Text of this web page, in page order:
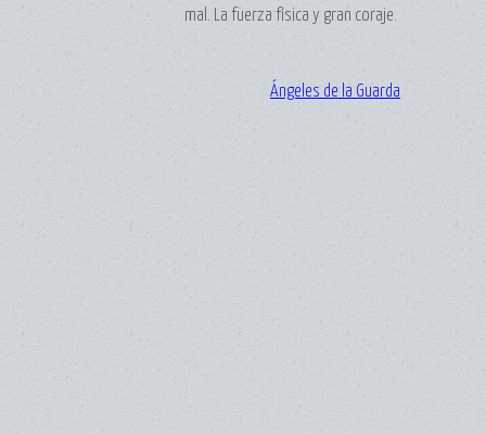
mal. La fuerza física y gran coraje.
Ángeles de la Guarda